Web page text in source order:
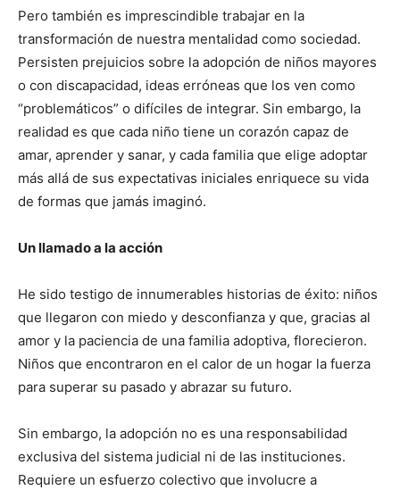
Pero también es imprescindible trabajar en la
transformación de nuestra mentalidad como sociedad.
Persisten prejuicios sobre la adopción de niños mayores
o con discapacidad, ideas erróneas que los ven como
“problemáticos” o difíciles de integrar. Sin embargo, la
realidad es que cada niño tiene un corazón capaz de
amar, aprender y sanar, y cada familia que elige adoptar
más allá de sus expectativas iniciales enriquece su vida
de formas que jamás imaginó.
Un llamado a la acción
He sido testigo de innumerables historias de éxito: niños
que llegaron con miedo y desconfianza y que, gracias al
amor y la paciencia de una familia adoptiva, florecieron.
Niños que encontraron en el calor de un hogar la fuerza
para superar su pasado y abrazar su futuro.
Sin embargo, la adopción no es una responsabilidad
exclusiva del sistema judicial ni de las instituciones.
Requiere un esfuerzo colectivo que involucre a